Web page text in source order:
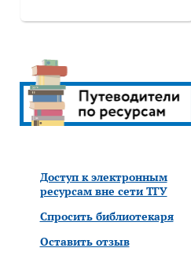
Доступ к электронным
ресурсам вне сети ТГУ
Спросить библиотекаря
Оставить отзыв